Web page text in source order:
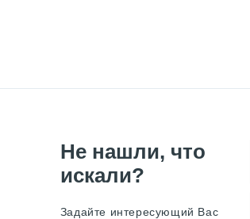
Не нашли, что
искали?
Задайте интересующий Вас